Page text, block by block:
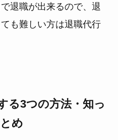
退職が出来るので、退
も難しい方は退職代行
る3つの方法・知っ
め